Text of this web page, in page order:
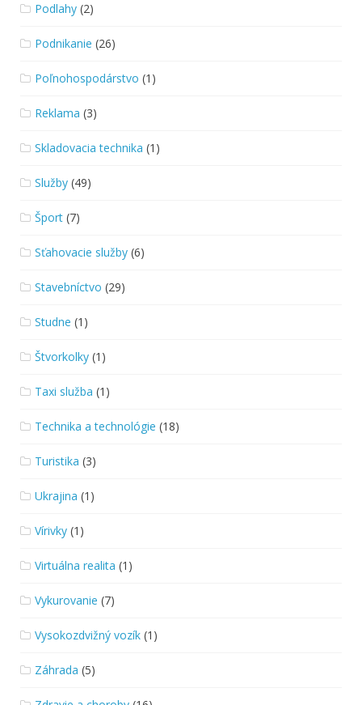
Podlahy (2)
Podnikanie (26)
Poľnohospodárstvo (1)
Reklama (3)
Skladovacia technika (1)
Služby (49)
Šport (7)
Sťahovacie služby (6)
Stavebníctvo (29)
Studne (1)
Štvorkolky (1)
Taxi služba (1)
Technika a technológie (18)
Turistika (3)
Ukrajina (1)
Vírivky (1)
Virtuálna realita (1)
Vykurovanie (7)
Vysokozdvižný vozík (1)
Záhrada (5)